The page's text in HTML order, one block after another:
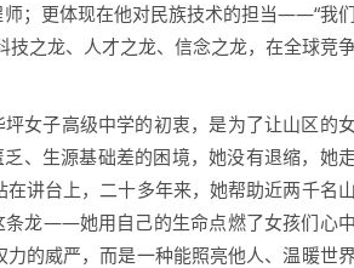
；更体现在他对民族技术的担当——“我们
之龙、人才之龙、信念之龙，在全球竞
女子高级中学的初衷，是为了让山区的
、生源基础差的困境，她没有退缩，她走
讲台上，二十多年来，她帮助近两千名山
条龙——她用自己的生命点燃了女孩们心中
的威严，而是一种能照亮他人、温暖世界